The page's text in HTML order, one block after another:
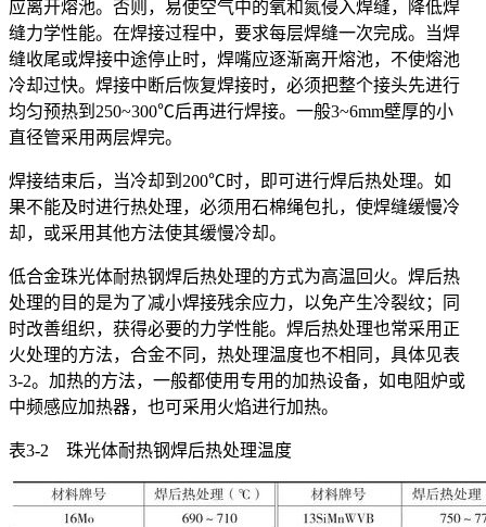
应离开熔池。否则，易使空气中的氧和氮侵入焊缝，降低焊
缝力学性能。在焊接过程中，要求每层焊缝一次完成。当焊
缝收尾或焊接中途停止时，焊嘴应逐渐离开熔池，不使熔池
冷却过快。焊接中断后恢复焊接时，必须把整个接头先进行
均匀预热到250~300℃后再进行焊接。一般3~6mm壁厚的小
直径管采用两层焊完。
焊接结束后，当冷却到200℃时，即可进行焊后热处理。如
果不能及时进行热处理，必须用石棉绳包扎，使焊缝缓慢冷
却，或采用其他方法使其缓慢冷却。
低合金珠光体耐热钢焊后热处理的方式为高温回火。焊后热
处理的目的是为了减小焊接残余应力，以免产生冷裂纹；同
时改善组织，获得必要的力学性能。焊后热处理也常采用正
火处理的方法，合金不同，热处理温度也不相同，具体见表
3-2。加热的方法，一般都使用专用的加热设备，如电阻炉或
中频感应加热器，也可采用火焰进行加热。
表3-2 珠光体耐热钢焊后热处理温度